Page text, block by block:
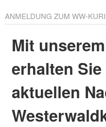
ANMELDUNG ZUM WW-
Mit
erhalten
aktuellen